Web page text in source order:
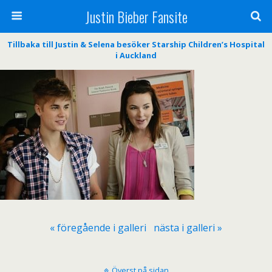
Justin Bieber Fansite
Tillbaka till Justin & Selena besöker Starship Children’s Hospital
i Auckland
« föregående i galleri nästa i galleri »